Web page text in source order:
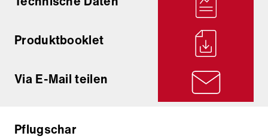
Produktbooklet
Via E-Mail teilen
Pflugschar